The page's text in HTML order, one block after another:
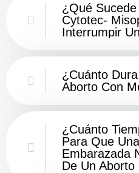
¿Qué
Cytotec-
Interrumpir
¿Cuánto
Aborto Con
¿Cuánto
Para Que
Embarazada
De Un